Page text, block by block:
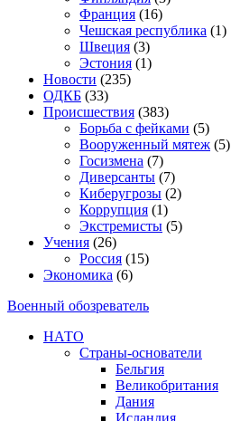
Франция (16)
Чешская республика (1)
Швеция (3)
Эстония (1)
Новости (235)
ОДКБ (33)
Происшествия (383)
Борьба с фейками (5)
Вооруженный мятеж (5)
Госизмена (7)
Диверсанты (7)
Киберугрозы (2)
Коррупция (1)
Экстремисты (5)
Учения (26)
Россия (15)
Экономика (6)
Военный обозреватель
НАТО
Страны-основатели
Бельгия
Великобритания
Дания